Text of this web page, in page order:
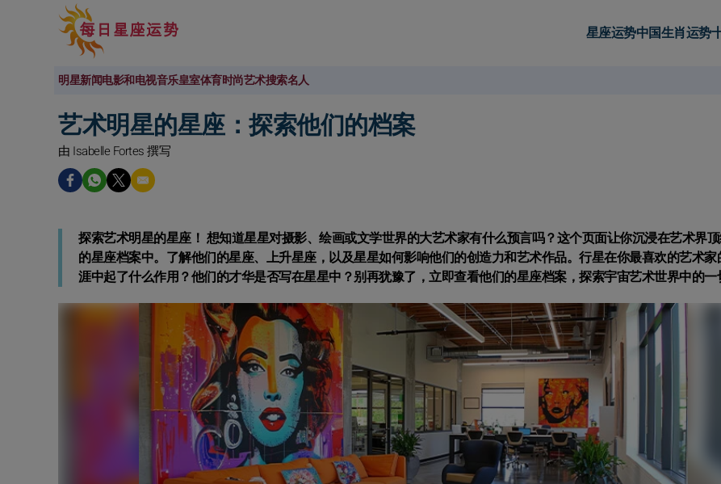
星座运势中国生肖运势
明星新闻电影和电视音乐皇室体育时尚艺术搜索名人
艺术明星的星座：探索他们的档案
由 Isabelle Fortes 撰写
探索艺术明星的星座！ 想知道星星对摄影、绘画或文学世界的大艺术家有什么预言吗？这个页面让你沉浸在艺术界
的星座档案中。了解他们的星座、上升星座，以及星星如何影响他们的创造力和艺术作品。行星在你最喜欢的艺术家
涯中起了什么作用？他们的才华是否写在星星中？别再犹豫了，立即查看他们的星座档案，探索宇宙艺术世界中的一